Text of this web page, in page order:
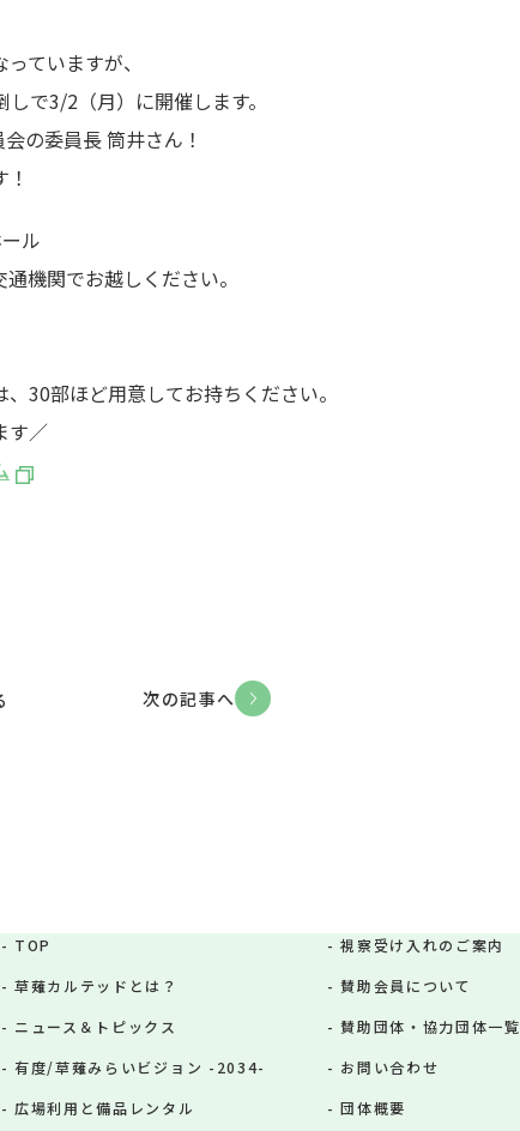
ていますが、
で3/2（月）に開催します。
の委員長 筒井さん！
ル
機関でお越しください。
30部ほど用意してお持ちください。
す／
次の記事へ
TOP
草薙カルテッドとは？
ニュース＆トピックス
有度/草薙みらいビジョン -2034-
広場利用と備品レンタル
視察受け入れのご案内
賛助会員について
賛助団体・協力団体一覧
お問い合わせ
団体概要